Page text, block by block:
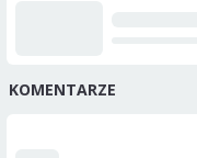
KOMENTARZE